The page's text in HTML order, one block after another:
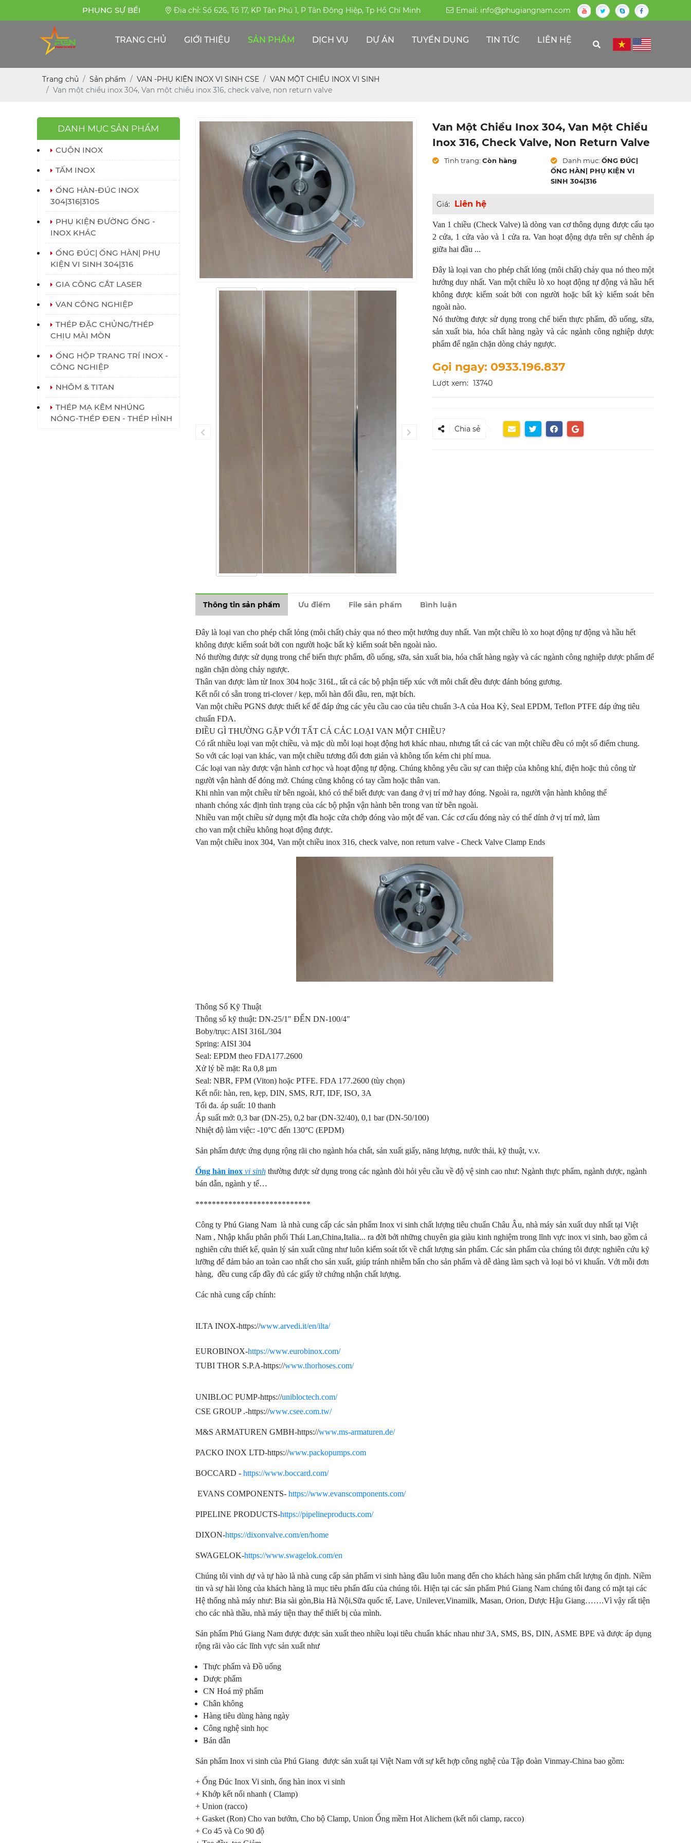
PHỤNG SỰ BỀN BỈ Địa chỉ: Số 626, Tổ 17, KP Tân Phú 1, P Tân Đông Hiệp, Tp Hồ Chí Minh Email: info@phugiangnam.com
TRANG CHỦ GIỚI THIỆU SẢN PHẨM DỊCH VỤ DỰ ÁN TUYỂN DỤNG TIN TỨC LIÊN HỆ
Trang chủ Sản phẩm VAN -PHỤ KIỆN INOX VI SINH CSE
VAN MỘT CHIỀU INOX VI SINH
Van một chiều inox 304, Van một chiều inox 316, check valve, non return valve
DANH MỤC SẢN PHẨM
CUỘN INOX
TẤM INOX
ỐNG HÀN-ĐÚC INOX
304|316|310S
PHỤ KIỆN ĐƯỜNG ỐNG -
INOX KHÁC
ỐNG ĐÚC| ỐNG HÀN| PHỤ
KIỆN VI SINH 304|316
GIA CÔNG CẮT LASER
VAN CÔNG NGHIỆP
THÉP ĐẶC CHỦNG/THÉP
CHỊU MÀI MÒN
ỐNG HỘP TRANG TRÍ INOX -
CÔNG NGHIỆP
NHÔM & TITAN
THÉP MẠ KẼM NHÚNG
NÓNG-THÉP ĐEN - THÉP HÌNH
Van Một Chiều Inox 304, Van Một Chiều
Inox 316, Check Valve, Non Return Valve
Tình trạng: Còn hàng Danh mục: ỐNG ĐÚC|
ỐNG HÀN| PHỤ KIỆN VI
SINH 304|316
Giá: Liên hệ
Van 1 chiều (Check Valve) là dòng van cơ thông dụng được cấu tạo
2 cửa, 1 cửa vào và 1 cửa ra. Van hoạt động dựa trên sự chênh áp
giữa hai đầu ...
Đây là loại van cho phép chất lỏng (môi chất) chảy qua nó theo một
hướng duy nhất. Van một chiều lò xo hoạt động tự động và hầu hết
không được kiểm soát bởi con người hoặc bất kỳ kiểm soát bên
ngoài nào.
Nó thường được sử dụng trong chế biến thực phẩm, đồ uống, sữa,
sản xuất bia, hóa chất hàng ngày và các ngành công nghiệp dược
phẩm để ngăn chặn dòng chảy ngược.
Gọi ngay: 0933.196.837
Lượt xem: 13740
Chia sẻ
Thông tin sản phẩm Ưu điểm File sản phẩm Bình luận
Đây là loại van cho phép chất lỏng (môi chất) chảy qua nó theo một hướng duy nhất. Van một chiều lò xo hoạt động tự động và hầu hết
không được kiểm soát bởi con người hoặc bất kỳ kiểm soát bên ngoài nào.
Nó thường được sử dụng trong chế biến thực phẩm, đồ uống, sữa, sản xuất bia, hóa chất hàng ngày và các ngành công nghiệp dược phẩm để
ngăn chặn dòng chảy ngược.
Thân van được làm từ Inox 304 hoặc 316L, tất cả các bộ phận tiếp xúc với môi chất đều được đánh bóng gương.
Kết nối có sẵn trong tri-clover / kẹp, mối hàn đối đầu, ren, mặt bích.
Van một chiều PGNS được thiết kế để đáp ứng các yêu cầu cao của tiêu chuẩn 3-A của Hoa Kỳ, Seal EPDM, Teflon PTFE đáp ứng tiêu
chuẩn FDA.
ĐIỀU GÌ THƯỜNG GẶP VỚI TẤT CẢ CÁC LOẠI VAN MỘT CHIỀU?
Có rất nhiều loại van một chiều, và mặc dù mỗi loại hoạt động hơi khác nhau, nhưng tất cả các van một chiều đều có một số điểm chung.
So với các loại van khác, van một chiều tương đối đơn giản và không tốn kém chi phí mua.
Các loại van này được vận hành cơ học và hoạt động tự động. Chúng không yêu cầu sự can thiệp của không khí, điện hoặc thủ công từ
người vận hành để đóng mở. Chúng cũng không có tay cầm hoặc thân van.
Khi nhìn van một chiều từ bên ngoài, khó có thể biết được van đang ở vị trí mở hay đóng. Ngoài ra, người vận hành không thể
nhanh chóng xác định tình trạng của các bộ phận vận hành bên trong van từ bên ngoài.
Nhiều van một chiều sử dụng một đĩa hoặc cửa chớp đóng vào một để van. Các cơ cấu đóng này có thể dính ở vị trí mở, làm
cho van một chiều không hoạt động được.
Van một chiều inox 304, Van một chiều inox 316, check valve, non return valve - Check Valve Clamp Ends
Thông Số Kỹ Thuật
Thông số kỹ thuật: DN-25/1" ĐẾN DN-100/4"
Boby/trục: AISI 316L/304
Spring: AISI 304
Seal: EPDM theo FDA177.2600
Xử lý bề mặt: Ra 0,8 µm
Seal: NBR, FPM (Viton) hoặc PTFE. FDA 177.2600 (tùy chọn)
Kết nối: hàn, ren, kẹp, DIN, SMS, RJT, IDF, ISO, 3A
Tối đa. áp suất: 10 thanh
Áp suất mở: 0,3 bar (DN-25), 0,2 bar (DN-32/40), 0,1 bar (DN-50/100)
Nhiệt độ làm việc: -10°C đến 130°C (EPDM)
Sản phẩm được ứng dụng rộng rãi cho ngành hóa chất, sản xuất giấy, năng lượng, nước thải, kỹ thuật, v.v.
Ống hàn inoxvi sinhthường được sử dụng trong các ngành đòi hỏi yêu cầu về độ vệ sinh cao như: Ngành thực phẩm, ngành dược, ngành
bán dẫn, ngành y tế…
****************************
Công ty Phú Giang Nam là nhà cung cấp các sản phẩm Inox vi sinh chất lượng tiêu chuẩn Châu Âu, nhà máy sản xuất duy nhất tại Việt
Nam , Nhập khẩu phân phối Thái Lan,China,Italia... ra đời bởi những chuyên gia giàu kinh nghiệm trong lĩnh vực inox vi sinh, bao gồm cả
nghiên cứu thiết kế, quản lý sản xuất cũng như luôn kiểm soát tốt về chất lượng sản phẩm. Các sản phẩm của chúng tôi được nghiên cứu kỹ
lưỡng để đảm bảo an toàn cao nhất cho sản xuất, giúp tránh nhiễm bẩn cho sản phẩm và dễ dàng làm sạch và loại bỏ vi khuẩn. Với mỗi đơn
hàng, đều cung cấp đầy đủ các giấy tờ chứng nhận chất lượng.
Các nhà cung cấp chính:
ILTA INOX-https://www.arvedi.it/en/ilta/
EUROBINOX-https://www.eurobinox.com/
TUBI THOR S.P.A-https://www.thorhoses.com/
UNIBLOC PUMP-https://unibloctech.com/
CSE GROUP .-https://www.csee.com.tw/
M&S ARMATUREN GMBH-https://www.ms-armaturen.de/
PACKO INOX LTD-https://www.packopumps.com
BOCCARD - https://www.boccard.com/
EVANS COMPONENTS- https://www.evanscomponents.com/
PIPELINE PRODUCTS-https://pipelineproducts.com/
DIXON-https://dixonvalve.com/en/home
SWAGELOK-https://www.swagelok.com/en
Chúng tôi vinh dự và tự hào là nhà cung cấp sản phẩm vi sinh hàng đầu luôn mang đến cho khách hàng sản phẩm chất lượng ổn định. Niềm
tin và sự hài lòng của khách hàng là mục tiêu phấn đấu của chúng tôi. Hiện tại các sản phẩm Phú Giang Nam chúng tôi đang có mặt tại các
Hệ thống nhà máy như: Bia sài gòn,Bia Hà Nội,Sữa quốc tế, Lave, Unilever,Vinamilk, Masan, Orion, Dược Hậu Giang…….Vì vậy rất tiện
cho các nhà thầu, nhà máy tiện thay thể thiết bị của mình.
Sản phẩm Phú Giang Nam được được sản xuất theo nhiều loại tiêu chuẩn khác nhau như 3A, SMS, BS, DIN, ASME BPE và được áp dụng
rộng rãi vào các lĩnh vực sản xuất như
Thực phẩm và Đồ uống
Dược phẩm
CN Hoá mỹ phẩm
Chân không
Hàng tiêu dùng hàng ngày
Công nghệ sinh học
Bán dẫn
Sản phẩm Inox vi sinh của Phú Giang được sản xuất tại Việt Nam với sự kết hợp công nghệ của Tập đoàn Vinmay-China bao gồm:
+ Ống Đúc Inox Vi sinh, ống hàn inox vi sinh
+ Khớp kết nối nhanh ( Clamp)
+ Union (racco)
+ Gasket (Ron) Cho van bướm, Cho bộ Clamp, Union Ống mềm Hot Alichem (kết nối clamp, racco)
+ Co 45 và Co 90 độ